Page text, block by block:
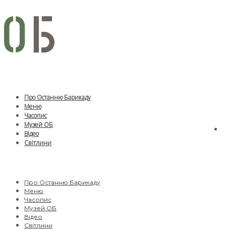
Про Останню Барикаду
Меню
Часопис
Музей ОБ
Відео
Світлини
Про Останню Барикаду
Меню
Часопис
Музей ОБ
Відео
Світлини